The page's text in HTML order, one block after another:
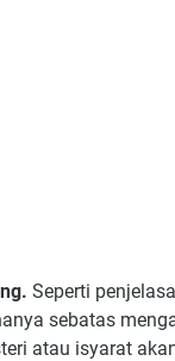
Seperti
sebatas
atau isyarat